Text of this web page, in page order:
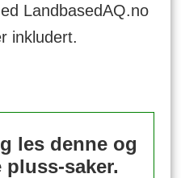
LandbasedAQ.no
inkludert.
les denne og
pluss-saker.